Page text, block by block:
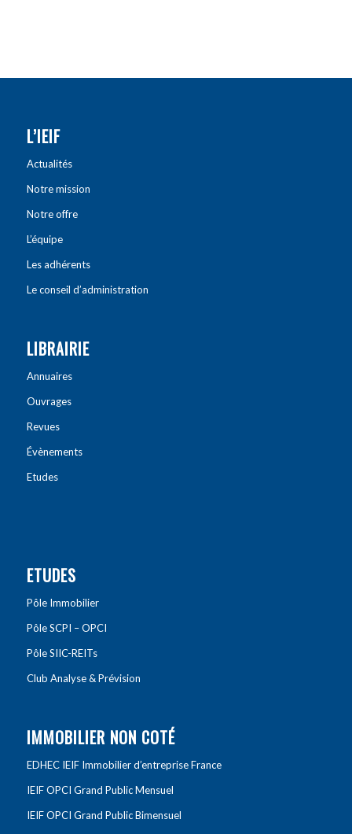
L’IEIF
Actualités
Notre mission
Notre offre
L’équipe
Les adhérents
Le conseil d’administration
LIBRAIRIE
Annuaires
Ouvrages
Revues
Évènements
Etudes
ETUDES
Pôle Immobilier
Pôle SCPI – OPCI
Pôle SIIC-REITs
Club Analyse & Prévision
IMMOBILIER NON COTÉ
EDHEC IEIF Immobilier d’entreprise France
IEIF OPCI Grand Public Mensuel
IEIF OPCI Grand Public Bimensuel